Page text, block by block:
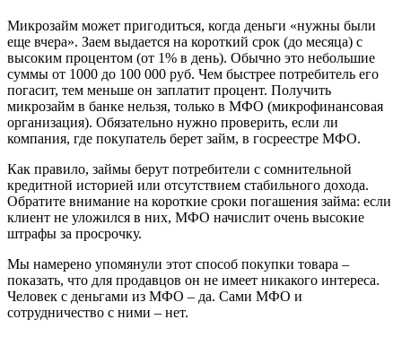
Микрозайм может пригодиться, когда деньги «нужны были
еще вчера». Заем выдается на короткий срок (до месяца) с
высоким процентом (от 1% в день). Обычно это небольшие
суммы от 1000 до 100 000 руб. Чем быстрее потребитель его
погасит, тем меньше он заплатит процент. Получить
микрозайм в банке нельзя, только в МФО (микрофинансовая
организация). Обязательно нужно проверить, если ли
компания, где покупатель берет займ, в госреестре МФО.
Как правило, займы берут потребители с сомнительной
кредитной историей или отсутствием стабильного дохода.
Обратите внимание на короткие сроки погашения займа: если
клиент не уложился в них, МФО начислит очень высокие
штрафы за просрочку.
Мы намерено упомянули этот способ покупки товара –
показать, что для продавцов он не имеет никакого интереса.
Человек с деньгами из МФО – да. Сами МФО и
сотрудничество с ними – нет.